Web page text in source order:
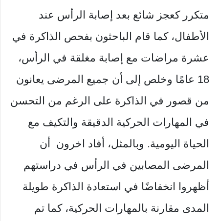
متكرر كعجز شائع بعد إصابة الرأس عند
الأطفال، كما قام الباحثون بفحص الذاكرة في
عشرة مراضات مع إصابة مغلقة في الرأس،
18 عامًا وخلص إلى أن جميع المرضى يعانون
من قصور في الذاكرة على الرغم من التحسن
في المهارات الحركية الدقيقة والتكيف مع
الحياة اليومية. وبالمثل، أفاد اخرون أن
المرضى المصابين في الرأس في دراستهم
أظهروا انخفاضًا في استعادة الذاكرة طويلة
المدى مقارنة بالمهارات الحركية، كما تم